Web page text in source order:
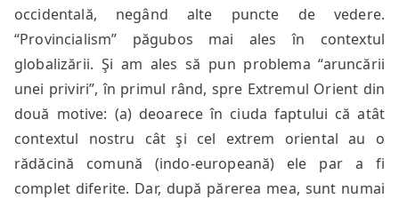
occidentală, negând alte puncte de vedere.
“Provincialism” păgubos mai ales în contextul
globalizării. Şi am ales să pun problema “aruncării
unei priviri”, în primul rând, spre Extremul Orient din
două motive: (a) deoarece în ciuda faptului că atât
contextul nostru cât şi cel extrem oriental au o
rădăcină comună (indo-europeană) ele par a fi
complet diferite. Dar, după părerea mea, sunt numai